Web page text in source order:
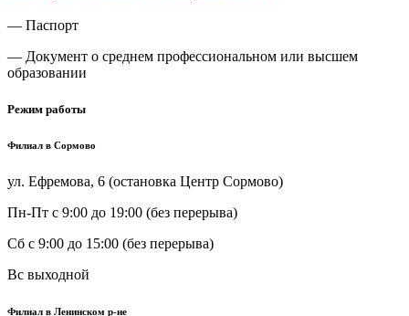
— Паспорт
— Документ о среднем профессиональном или высшем
образовании
Режим работы
Филиал в Сормово
ул. Ефремова, 6 (остановка Центр Сормово)
Пн-Пт с 9:00 до 19:00 (без перерыва)
Сб с 9:00 до 15:00 (без перерыва)
Вс выходной
Филиал в Ленинском р-не